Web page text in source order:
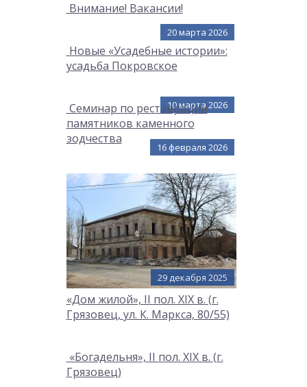
20 марта 2026
10 марта 2026
Внимание! Вакансии!
16 февраля 2026
Новые «Усадебные истории»:
усадьба Покровское
28 января 2026
Семинар по реставрации
памятников каменного
зодчества
29 декабря 2025
«Дом жилой», II пол. XIX в. (г.
Грязовец, ул. К. Маркса, 80/55)
«Богадельня», II пол. XIX в. (г.
Грязовец)